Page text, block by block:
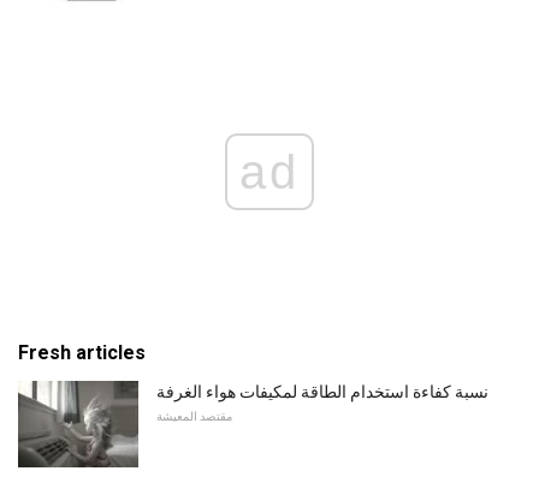
ad
Fresh articles
نسبة كفاءة استخدام الطاقة لمكيفات هواء الغرفة
مقتصد المعيشة